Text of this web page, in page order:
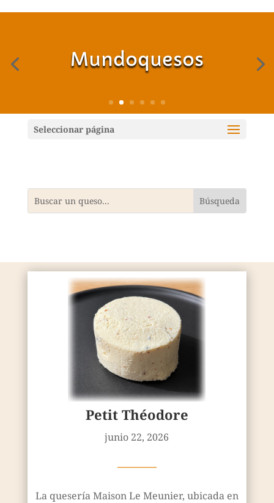
Mundoquesos
Seleccionar página
Petit Théodore
junio 22, 2026
————
La quesería Maison Le Meunier, ubicada en